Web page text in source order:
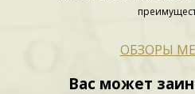
ОБЗОРЫ
Вас может